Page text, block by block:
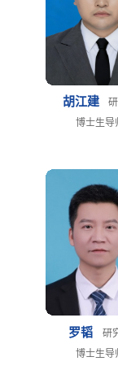
胡江建
博士生导
罗韬
研
博士生导